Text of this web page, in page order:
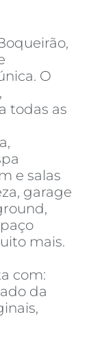
O
todas as
e salas
garage
mais.
com:
da